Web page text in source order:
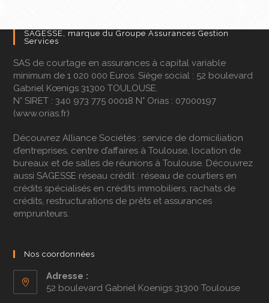
SAGESSE, marque du Groupe Assurances Gestion
Services
SAS de courtage en assurances à capital variable
minimum de 1 020 000 Euros. Siège social : 52 boulevard
Gabriel Kœnigs 31300 TOULOUSE.
N° SIRET : 340 973 775 00018 N° Orias : 07000197
(www.orias.fr)
DécouvrezAlliance Sociétés : service de domiciliation
d’entreprises, centre d’affaires à Toulouse, location de
bureaux et de salles de réunions à Toulouse. Découvrez
aussiSAGESSE réseau crédit : réseau de courtiers en
crédits spécialisés en crédits immobiliers, rachats de
crédits, restructurations de prêts et assurances
emprunteurs.
Nos coordonnées
Adresse :
52 boulevard Gabriel Koenigs 31300 Toulouse